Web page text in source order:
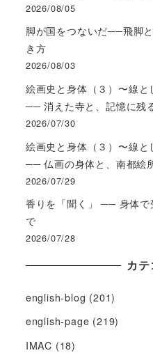
2026/08/05
脚が国をつないだ──飛脚
き方
2026/08/03
絵画史と身体（３）〜線と
── 消えた寺と、記憶に残
2026/07/30
絵画史と身体（３）〜線と
── 仏画の身体と、南都絵
2026/07/29
香りを「聞く」 ── 身体で
で
2026/07/28
カ
english-blog (201)
english-page (219)
IMAC (18)